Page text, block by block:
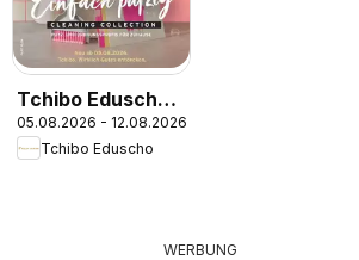
Tchibo Eduscho
Tchibo Magazin
05.08.2026 - 12.08.2026
Tchibo Eduscho
WERBUNG